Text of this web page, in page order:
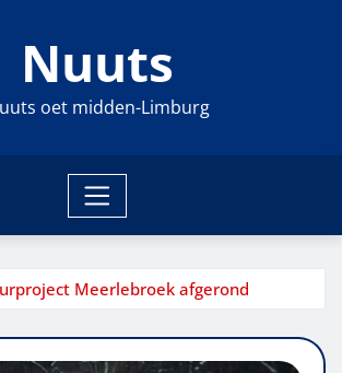
Nuuts
oet midden-Limburg
Meerlebroek afgerond